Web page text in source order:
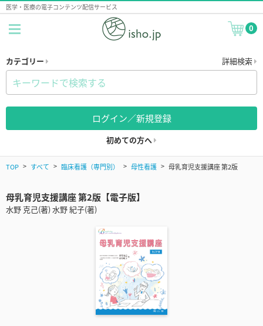
医学・医療の電子コンテンツ配信サービス
0
カテゴリー 詳細検索
ログイン／新規登録
初めての方へ
TOP すべて 臨床看護（専門別） 母性看護 母乳育児支援講座 第2版
母乳育児支援講座 第2版【電子版】
水野 克己(著) 水野 紀子(著)